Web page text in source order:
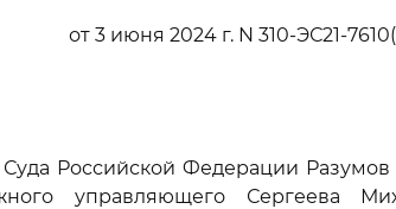
от 3 июня 2024 г. N 310-ЭС21-
Суда Российской Федерации
управляющего Сергеева